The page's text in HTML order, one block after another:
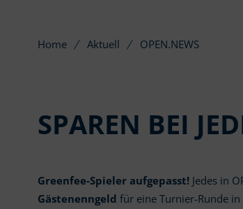
Home Aktuell OPEN.NEWS
SPAREN BEI
Greenfee-Spieler aufgepasst! Jedes in
Gästenenngeld für eine Turnier-Runde